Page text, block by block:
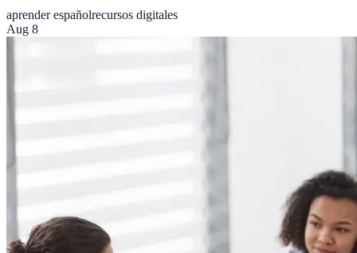
aprender españolrecursos digitales
Aug 8